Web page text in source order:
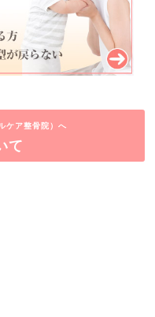
ケア整骨院）へ
て